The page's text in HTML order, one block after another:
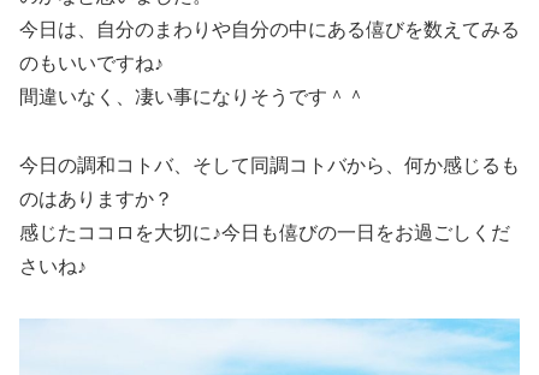
今日は、自分のまわりや自分の中にある僖びを数えてみる
のもいいですね♪
間違いなく、凄い事になりそうです＾＾
今日の調和コトバ、そして同調コトバから、何か感じるも
のはありますか？
感じたココロを大切に♪今日も僖びの一日をお過ごしくだ
さいね♪